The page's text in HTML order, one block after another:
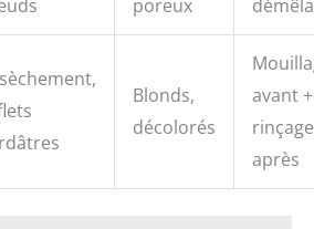
poreux
Blonds,
décolorés
avant +
rinçage
après